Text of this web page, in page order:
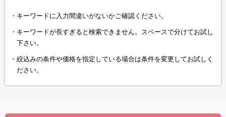
キーワードに入力間違いがないかご確認ください。
キーワードが長すぎると検索できません。スペースで分けてお試し
下さい。
絞込みの条件や価格を指定している場合は条件を変更してお試しく
ださい。